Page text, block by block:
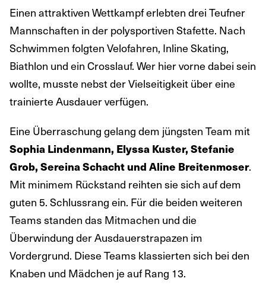
Einen attraktiven Wettkampf erlebten drei Teufner
Mannschaften in der polysportiven Stafette. Nach
Schwimmen folgten Velofahren, Inline Skating,
Biathlon und ein Crosslauf. Wer hier vorne dabei sein
wollte, musste nebst der Vielseitigkeit über eine
trainierte Ausdauer verfügen.
Eine Überraschung gelang dem jüngsten Team mit
Sophia Lindenmann, Elyssa Kuster, Stefanie
Grob, Sereina Schacht und Aline Breitenmoser.
Mit minimem Rückstand reihten sie sich auf dem
guten 5. Schlussrang ein. Für die beiden weiteren
Teams standen das Mitmachen und die
Überwindung der Ausdauerstrapazen im
Vordergrund. Diese Teams klassierten sich bei den
Knaben und Mädchen je auf Rang 13.